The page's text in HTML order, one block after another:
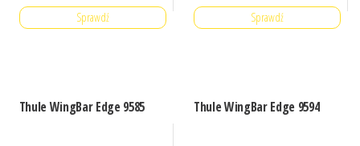
Sprawdź Sprawdź
Thule WingBar Edge 9585 Thule WingBar Edge 9594